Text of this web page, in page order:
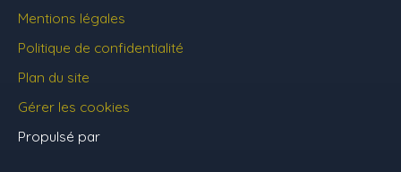
Mentions légales
Politique de confidentialité
Plan du site
Gérer les cookies
Propulsé par